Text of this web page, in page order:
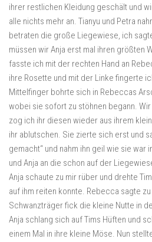
ihrer restlichen Kleidung geschält und
alle nichts mehr an. Tianyu und Petra
betraten die große Liegewiese, ich
müssen wir Anja erst mal ihren größten
fasste ich mit der rechten Hand an
ihre Rosette und mit der Linke fingerte
Mittelfinger bohrte sich in Rebeccas
wobei sie sofort zu stöhnen begann.
zog ich ihr diesen wieder aus ihrem
ihr ablutschen. Sie zierte sich erst und
gemacht“ und nahm ihn geil wie sie war
und Anja an die schon auf der
Anja schaute zu mir rüber und drehte
auf ihm reiten konnte. Rebecca sagte
Schwanzträger fick die kleine Nutte in
Anja schlang sich auf Tims Hüften und
einem Mal in ihre kleine Möse. Nun